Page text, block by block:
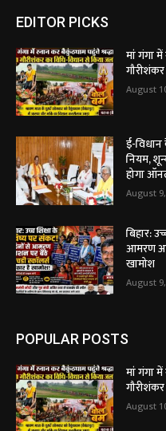
EDITOR PICKS
मां गंगा
August
ई-
नियम,
होगा
August
बिहार:
आमरण
खामोश
August
POPULAR POSTS
मां गंगा
August